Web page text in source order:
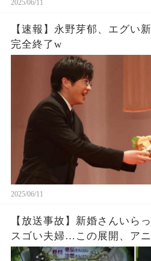
2025/06/11
【速報】永野芽郁、エグい
完全終了w
2025/06/11
【放送事故】新婚さんいら
スゴい夫婦…この展開、ア